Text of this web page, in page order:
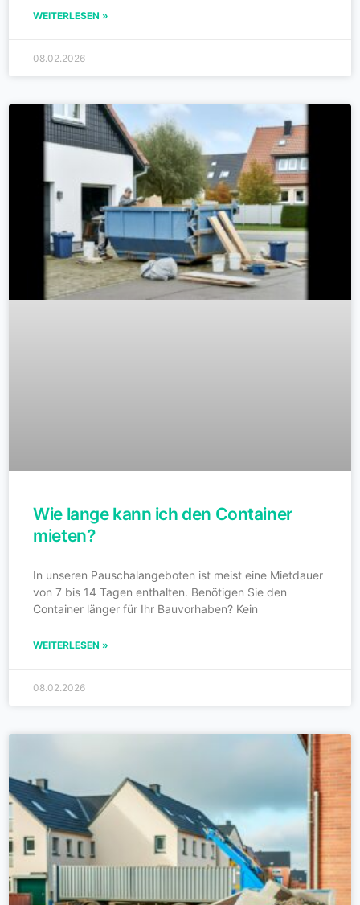
WEITERLESEN »
08.02.2026
Wie lange kann ich den Container
mieten?
In unseren Pauschalangeboten ist meist eine Mietdauer
von 7 bis 14 Tagen enthalten. Benötigen Sie den
Container länger für Ihr Bauvorhaben? Kein
WEITERLESEN »
08.02.2026